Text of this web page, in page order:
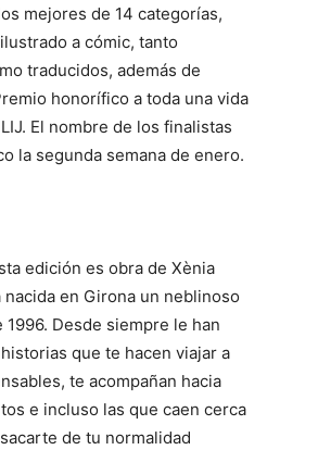
mejores de 14 categorías,
a cómic, tanto
traducidos, además de
honorífico a toda una vida
El nombre de los finalistas
la segunda semana de enero.
edición es obra de Xènia
nacida en Girona un neblinoso
1996. Desde siempre le han
que te hacen viajar a
te acompañan hacia
e incluso las que caen cerca
de tu normalidad